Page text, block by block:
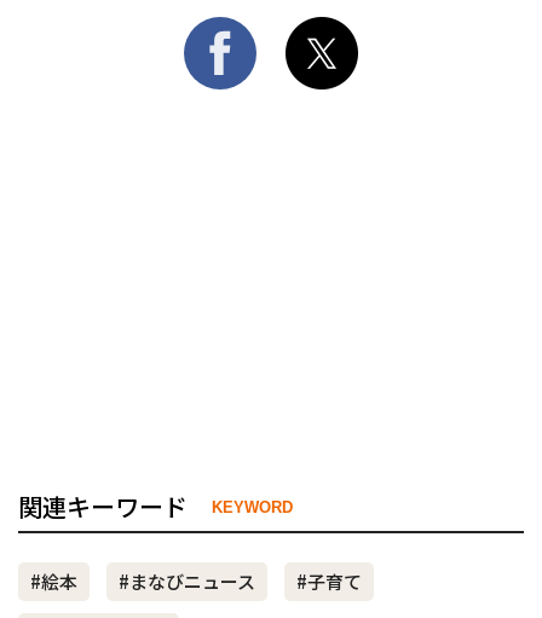
関連キーワード KEYWORD
#絵本 #まなびニュース
#子育て